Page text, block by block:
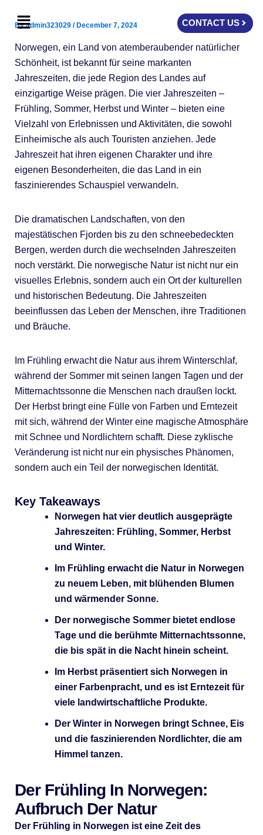
Menu CONTACT US
Byadmin323029 /December 7, 2024
Norwegen, ein Land von atemberaubender natürlicher
Schönheit, ist bekannt für seine markanten
Jahreszeiten, die jede Region des Landes auf
einzigartige Weise prägen. Die vier Jahreszeiten –
Frühling, Sommer, Herbst und Winter – bieten eine
Vielzahl von Erlebnissen und Aktivitäten, die sowohl
Einheimische als auch Touristen anziehen. Jede
Jahreszeit hat ihren eigenen Charakter und ihre
eigenen Besonderheiten, die das Land in ein
faszinierendes Schauspiel verwandeln.
Die dramatischen Landschaften, von den
majestätischen Fjorden bis zu den schneebedeckten
Bergen, werden durch die wechselnden Jahreszeiten
noch verstärkt. Die norwegische Natur ist nicht nur ein
visuelles Erlebnis, sondern auch ein Ort der kulturellen
und historischen Bedeutung. Die Jahreszeiten
beeinflussen das Leben der Menschen, ihre Traditionen
und Bräuche.
Im Frühling erwacht die Natur aus ihrem Winterschlaf,
während der Sommer mit seinen langen Tagen und der
Mitternachtssonne die Menschen nach draußen lockt.
Der Herbst bringt eine Fülle von Farben und Erntezeit
mit sich, während der Winter eine magische Atmosphäre
mit Schnee und Nordlichtern schafft. Diese zyklische
Veränderung ist nicht nur ein physisches Phänomen,
sondern auch ein Teil der norwegischen Identität.
Key Takeaways
Norwegen hat vier deutlich ausgeprägte
Jahreszeiten: Frühling, Sommer, Herbst
und Winter.
Im Frühling erwacht die Natur in Norwegen
zu neuem Leben, mit blühenden Blumen
und wärmender Sonne.
Der norwegische Sommer bietet endlose
Tage und die berühmte Mitternachtssonne,
die bis spät in die Nacht hinein scheint.
Im Herbst präsentiert sich Norwegen in
einer Farbenpracht, und es ist Erntezeit für
viele landwirtschaftliche Produkte.
Der Winter in Norwegen bringt Schnee, Eis
und die faszinierenden Nordlichter, die am
Himmel tanzen.
Der Frühling In Norwegen:
Aufbruch Der Natur
Der Frühling in Norwegen ist eine Zeit des